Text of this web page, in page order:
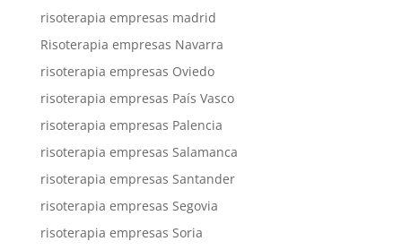
risoterapia empresas madrid
Risoterapia empresas Navarra
risoterapia empresas Oviedo
risoterapia empresas País Vasco
risoterapia empresas Palencia
risoterapia empresas Salamanca
risoterapia empresas Santander
risoterapia empresas Segovia
risoterapia empresas Soria